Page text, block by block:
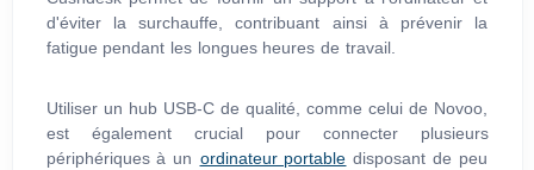
d'éviter la surchauffe, contribuant ainsi à prévenir la
fatigue pendant les longues heures de travail.
Utiliser un hub USB-C de qualité, comme celui de Novoo,
est également crucial pour connecter plusieurs
périphériques à un ordinateur portable disposant de peu